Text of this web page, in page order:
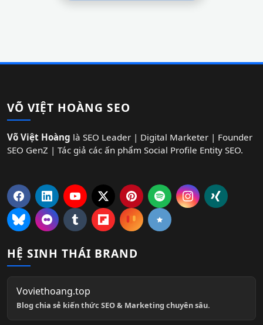
VÕ VIỆT HOÀNG SEO
Võ Việt Hoàng là SEO Leader | Digital Marketer | Founder
SEO GenZ | Tác giả các ấn phẩm Social Profile Entity SEO.
HỆ SINH THÁI BRAND
Voviethoang.top
Blog chia sẻ kiến thức SEO & Marketing chuyên sâu.